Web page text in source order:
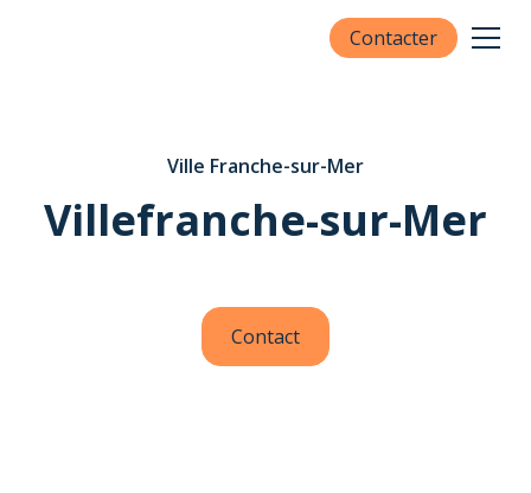
Contacter
Ville Franche-sur-Mer
Villefranche-sur-Mer
Contact